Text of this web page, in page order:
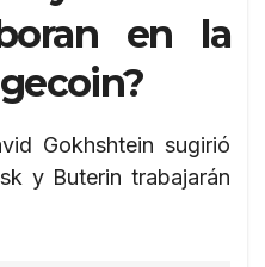
en la
Gokhshtein sugirió
y Buterin trabajarán